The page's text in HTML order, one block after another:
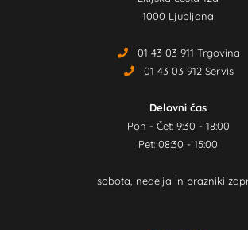
1000 Ljubljana
01 43 03 911 Trgovina
01 43 03 912 Servis
Delovni čas
Pon - Čet: 9:30 - 18:00
Pet: 08:30 - 15:00
sobota, nedelja in prazniki